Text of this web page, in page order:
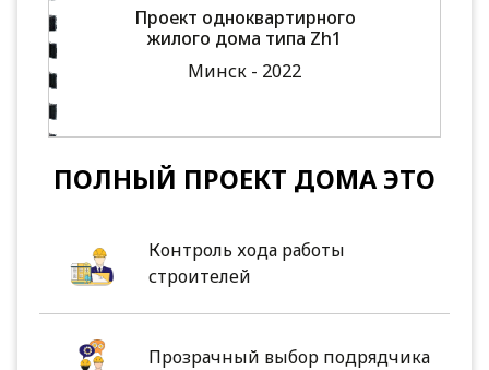
Проект одноквартирного
жилого дома типа Zh1
Минск - 2022
ПОЛНЫЙ ПРОЕКТ ДОМА ЭТО
Контроль хода работы
строителей
Прозрачный выбор подрядчика